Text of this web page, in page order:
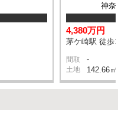
神奈
4,380万円
茅ケ崎駅 徒歩
間取 -
土地 142.66㎡